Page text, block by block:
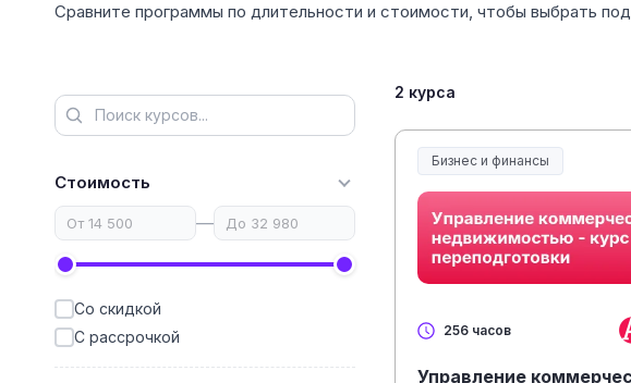
Сравните программы по длительности и стоимости, чтобы выбрать
Стоимость
—
Со скидкой
С рассрочкой
2 курса
Бизнес и финансы
256 часов
Управление